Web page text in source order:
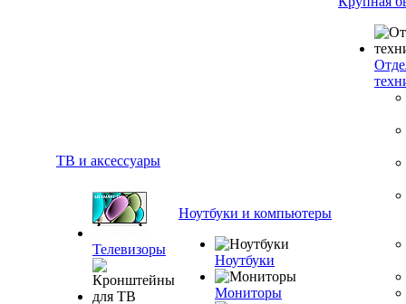
ТВ и аксессуары
Телевизоры
Ноутбуки и компьютеры
Ноутбуки
Мониторы